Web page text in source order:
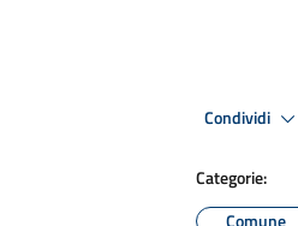
Condividi
Categorie:
Comune